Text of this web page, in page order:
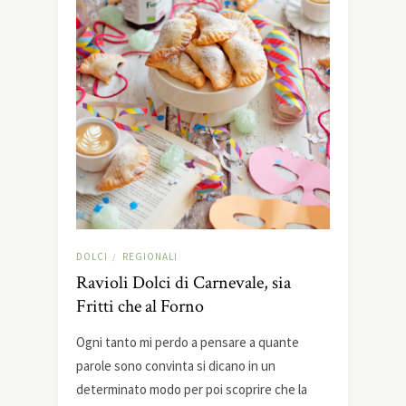
DOLCI / REGIONALI
Ravioli Dolci di Carnevale, sia
Fritti che al Forno
Ogni tanto mi perdo a pensare a quante
parole sono convinta si dicano in un
determinato modo per poi scoprire che la